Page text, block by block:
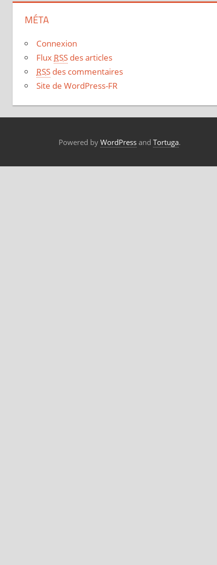
MÉTA
Connexion
Flux RSS des articles
RSS des commentaires
Site de WordPress-FR
Powered by WordPressand Tortuga.